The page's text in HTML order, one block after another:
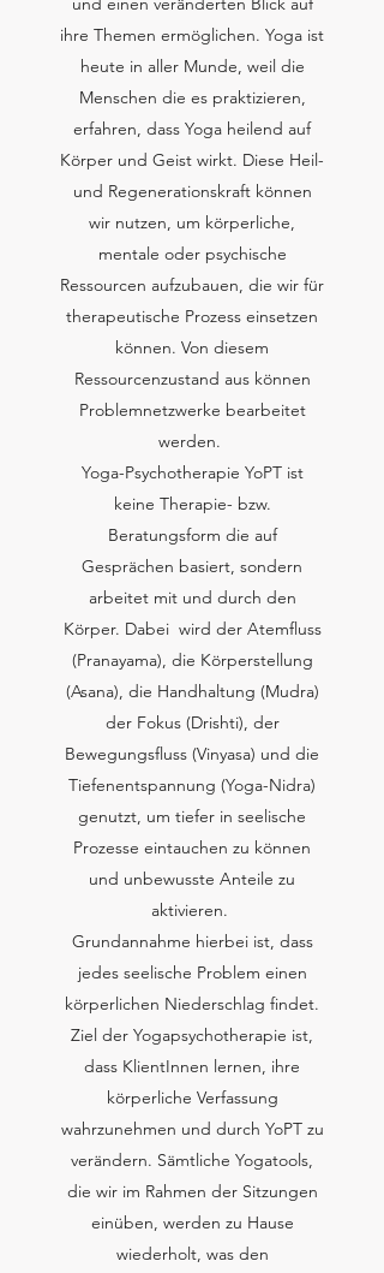
ihre Themen ermöglichen. Yoga ist
heute in aller Munde, weil die
Menschen die es praktizieren,
erfahren, dass Yoga heilend auf
Körper und Geist wirkt. Diese Heil-
und Regenerationskraft können
wir nutzen, um körperliche,
mentale oder psychische
Ressourcen aufzubauen, die wir für
therapeutische Prozess einsetzen
können. Von diesem
Ressourcenzustand aus können
Problemnetzwerke bearbeitet
werden.
Yoga-Psychotherapie YoPT ist
keine Therapie- bzw.
Beratungsform die auf
Gesprächen basiert, sondern
arbeitet mit und durch den
Körper. Dabei wird der Atemfluss
(Pranayama), die Körperstellung
(Asana), die Handhaltung (Mudra)
der Fokus (Drishti), der
Bewegungsfluss (Vinyasa) und die
Tiefenentspannung (Yoga-Nidra)
genutzt, um tiefer in seelische
Prozesse eintauchen zu können
und unbewusste Anteile zu
aktivieren.
Grundannahme hierbei ist, dass
jedes seelische Problem einen
körperlichen Niederschlag findet.
Ziel der Yogapsychotherapie ist,
dass KlientInnen lernen, ihre
körperliche Verfassung
wahrzunehmen und durch YoPT zu
verändern. Sämtliche Yogatools,
die wir im Rahmen der Sitzungen
einüben, werden zu Hause
wiederholt, was den